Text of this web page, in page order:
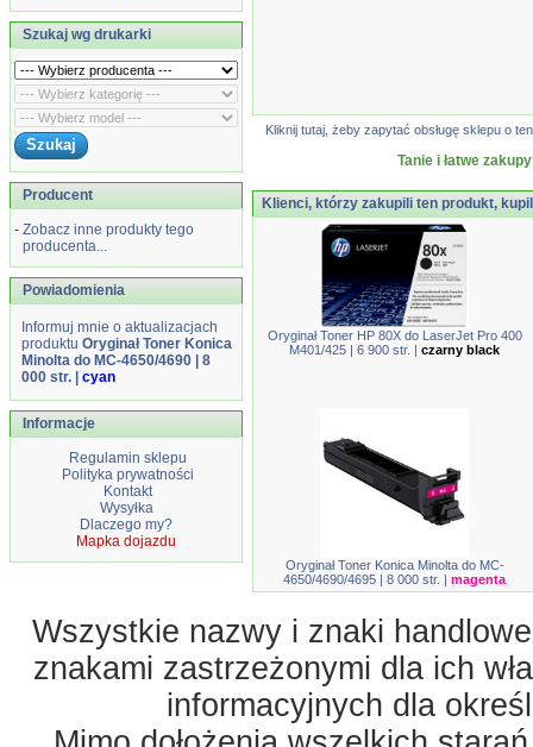
Szukaj wg drukarki
Producent
- Zobacz inne produkty tego
producenta...
Powiadomienia
Informuj mnie o aktualizacjach
produktu Oryginał Toner Konica
Minolta do MC-4650/4690 | 8
000 str. | cyan
Informacje
Regulamin sklepu
Polityka prywatności
Kontakt
Wysyłka
Dlaczego my?
Mapka dojazdu
Kliknij tutaj, żeby zapytać obsługę sklepu o
Tanie i łatwe
Klienci, którzy zakupili ten produkt,
Oryginał Toner HP 80X do LaserJet Pro 400
M401/425 | 6 900 str. | czarny black
Oryginał Toner Konica Minolta do MC-
4650/4690/4695 | 8 000 str. | magenta
Wszystkie nazwy i znaki
znakami zastrzeżonymi dla ich
informacyjnych dla